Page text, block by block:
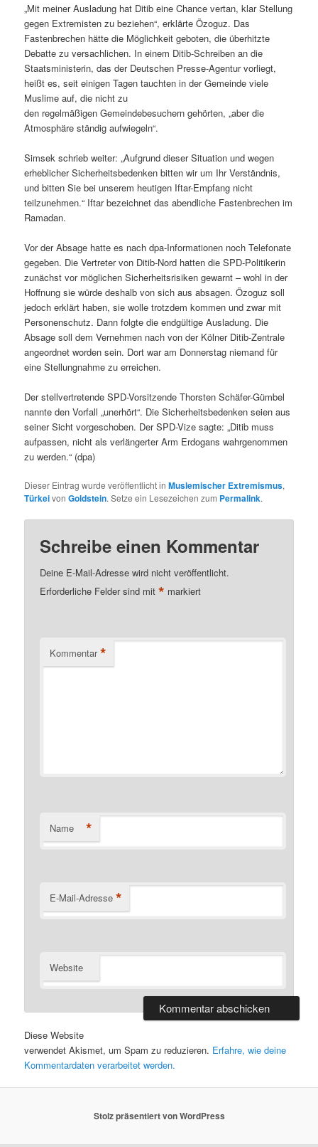
„Mit meiner Ausladung hat Ditib eine Chance vertan, klar Stellung
gegen Extremisten zu beziehen“, erklärte Özoguz. Das
Fastenbrechen hätte die Möglichkeit geboten, die überhitzte
Debatte zu versachlichen. In einem Ditib-Schreiben an die
Staatsministerin, das der Deutschen Presse-Agentur vorliegt,
heißt es, seit einigen Tagen tauchten in der Gemeinde viele
Muslime auf, die nicht zu
den regelmäßigen Gemeindebesuchern gehörten, „aber die
Atmosphäre ständig aufwiegeln“.
Simsek schrieb weiter: „Aufgrund dieser Situation und wegen
erheblicher Sicherheitsbedenken bitten wir um Ihr Verständnis,
und bitten Sie bei unserem heutigen Iftar-Empfang nicht
teilzunehmen.“ Iftar bezeichnet das abendliche Fastenbrechen im
Ramadan.
Vor der Absage hatte es nach dpa-Informationen noch Telefonate
gegeben. Die Vertreter von Ditib-Nord hatten die SPD-Politikerin
zunächst vor möglichen Sicherheitsrisiken gewarnt – wohl in der
Hoffnung sie würde deshalb von sich aus absagen. Özoguz soll
jedoch erklärt haben, sie wolle trotzdem kommen und zwar mit
Personenschutz. Dann folgte die endgültige Ausladung. Die
Absage soll dem Vernehmen nach von der Kölner Ditib-Zentrale
angeordnet worden sein. Dort war am Donnerstag niemand für
eine Stellungnahme zu erreichen.
Der stellvertretende SPD-Vorsitzende Thorsten Schäfer-Gümbel
nannte den Vorfall „unerhört“. Die Sicherheitsbedenken seien aus
seiner Sicht vorgeschoben. Der SPD-Vize sagte: „Ditib muss
aufpassen, nicht als verlängerter Arm Erdogans wahrgenommen
zu werden.“ (dpa)
Dieser Eintrag wurde veröffentlicht inMuslemischer Extremismus,
TürkeivonGoldstein. Setze ein Lesezeichen zum Permalink.
Schreibe einen Kommentar
Deine E-Mail-Adresse wird nicht veröffentlicht.
Erforderliche Felder sind mit* markiert
Kommentar *
Name *
E-Mail-Adresse *
Website
Diese Website
verwendet Akismet, um Spam zu reduzieren. Erfahre, wie deine
Kommentardaten verarbeitet werden.
Stolz präsentiert von WordPress